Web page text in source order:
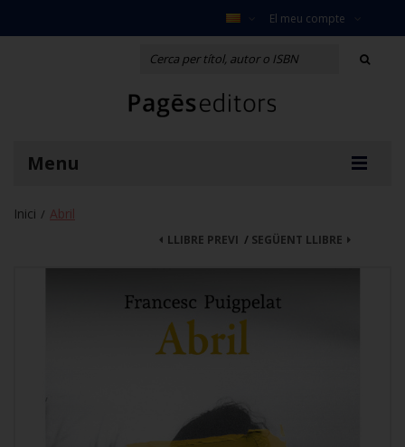
El meu compte
Menu
Inici / Abril
SEGÜENT LLIBRE
LLIBRE PREVI /